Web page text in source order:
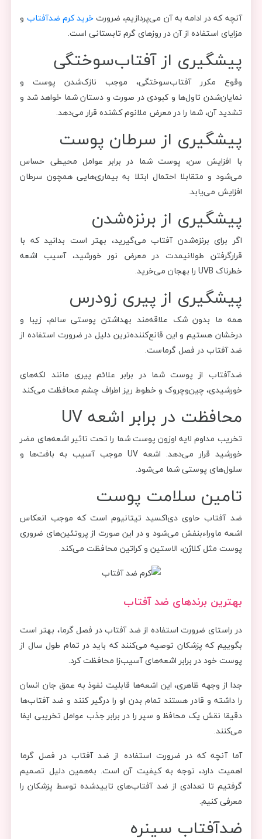
آنچه که در ادامه به آن می‌پردازیم، ضرورتخرید کرم ضدآفتاب و
مزایای استفاده از آن در روزهای گرم تابستانی است.
پیشگیری از آفتاب‌سوختگی
وقوع مکرر آفتاب‌سوختگی، موجب نازک‌شدن پوست و
نمایان‌شدن تاول‌ها و کبودی‌ در صورت و دستان شما خواهد شد و
تشدید آن، شما را در معرض ملانوم کشنده قرار می‌دهد.
پیشگیری از سرطان پوست
با افزایش سن، پوست شما در برابر عوامل محیطی حساس
می‌شود و متقابلا احتمال ابتلا به بیماری‌هایی همچون سرطان
افزایش می‌یابد.
پیشگیری از برنزه‌شدن
اگر برای برنزه‌شدن آفتاب می‌گیرید، بهتر است بدانید که با
قرارگرفتن طولانی­مدت در معرض نور خورشید، آسیب اشعه
خطرناک UVB را به­جان می‌خرید.
پیشگیری از پیری زودرس
همه ما بدون شک علاقه‌مند به­داشتن پوستی سالم، زیبا و
درخشان هستیم و این قانع‌کننده‌ترین دلیل در ضرورت استفاده از
ضد آفتاب در فصل گرماست.
ضدآفتاب از پوست شما در برابر علائم پیری مانند لکه‌های
خورشیدی، چین‌وچروک و خطوط ریز اطراف چشم محافظت می‌کند
محافظت در برابر اشعه UV
تخریب مداوم لایه اوزون پوست شما را تحت تاثیر اشعه‌های مضر
خورشید قرار می‌دهد. اشعه UV موجب آسیب به بافت‌ها و
سلول‌های پوستی شما می‌شود.
تامین سلامت پوست
ضد آفتاب حاوی دی‌اکسید تیتانیوم است که موجب انعکاس
اشعه ماوراءبنفش می‌شود و در این صورت از پروتئین‌های ضروری
پوست مثل کلاژن، الاستین و کراتین محافظت می‌کند.
بهترین برندهای ضد آفتاب
در راستای ضرورت استفاده از ضد آفتاب در فصل گرما، بهتر است
بگوییم که پزشکان توصیه می‌کنند که باید در تمام طول سال از
پوست خود در برابر اشعه‌های آسیب‌زا محافظت کرد.
جدا از وجهه ظاهری، این اشعه‌ها قابلیت نفوذ به عمق جان انسان
را داشته و قادر هستند تمام بدن او را درگیر کنند و ضد آفتاب‌ها
دقیقا نقش یک محافظ و سپر را در برابر جذب عوامل تخریبی ایفا
می‌کنند.
آما آنچه که در ضرورت استفاده از ضد آفتاب در فصل گرما
اهمیت دارد، توجه به کیفیت آن است. به‌همین دلیل تصمیم
گرفتیم تا تعدادی از ضد آفتاب‌های تاییدشده توسط پزشکان را
معرفی کنیم.
ضدآفتاب سینره